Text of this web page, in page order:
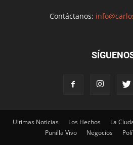
Contáctanos:
Ultimas Noticias Los Hechos La
Punilla Vivo
Negocios